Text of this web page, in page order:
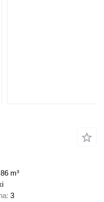
86 m³
3